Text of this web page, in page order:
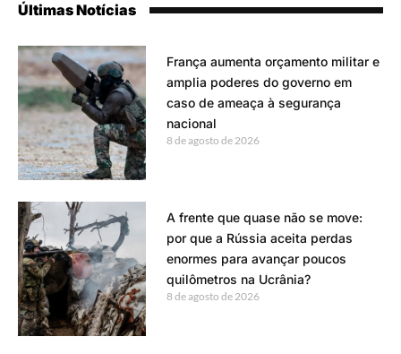
Últimas Notícias
França aumenta orçamento militar e
amplia poderes do governo em
caso de ameaça à segurança
nacional
8 de agosto de 2026
A frente que quase não se move:
por que a Rússia aceita perdas
enormes para avançar poucos
quilômetros na Ucrânia?
8 de agosto de 2026